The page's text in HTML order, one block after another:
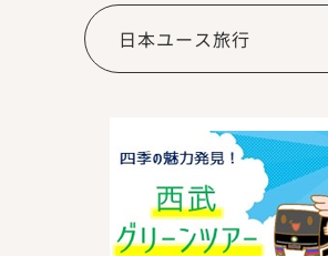
日本ユース旅行